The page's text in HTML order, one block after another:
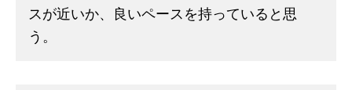
スが近いか、良いペースを持っていると思
う。